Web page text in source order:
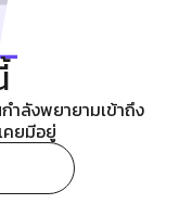
ำลังพยายามเข้าถึง
คยมีอยู่